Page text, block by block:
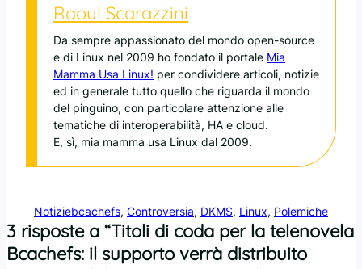
Raoul Scarazzini
Da sempre appassionato del mondo open-source
e di Linux nel 2009 ho fondato il portale Mia
Mamma Usa Linux! per condividere articoli, notizie
ed in generale tutto quello che riguarda il mondo
del pinguino, con particolare attenzione alle
tematiche di interoperabilità, HA e cloud.
E, sì, mia mamma usa Linux dal 2009.
Notiziebcachefs, Controversia, DKMS, Linux, Polemiche
3 risposte a “Titoli di coda per la telenovela
Bcachefs: il supporto verrà distribuito